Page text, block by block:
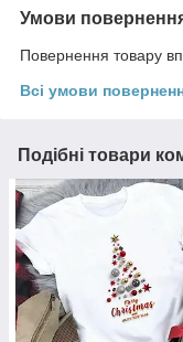
Умови
Повернення товару
Всі умови
Подібні товари